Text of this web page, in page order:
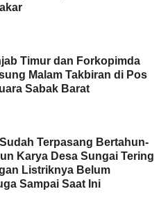
Timur dan Forkopimda
Malam Takbiran di Pos
Sabak Barat
Terpasang Bertahun-
Karya Desa Sungai Tering
Listriknya Belum
Sampai Saat Ini